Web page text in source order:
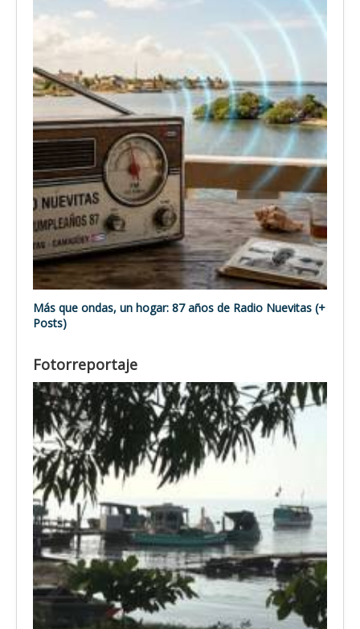
Más que ondas, un hogar: 87 años de Radio Nuevitas (+
Posts)
Fotorreportaje